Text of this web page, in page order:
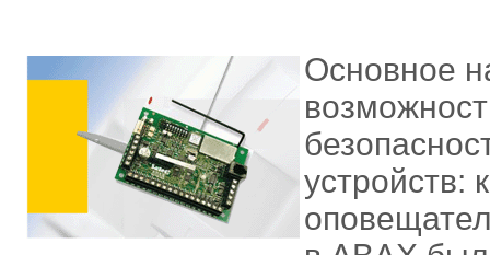
Основное
устройств: